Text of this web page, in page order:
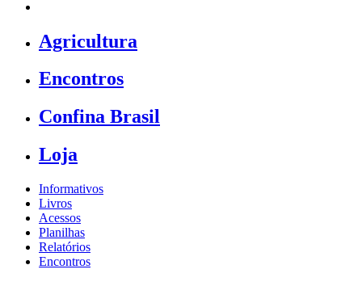
Agricultura
Encontros
Confina Brasil
Loja
Informativos
Livros
Acessos
Planilhas
Relatórios
Encontros